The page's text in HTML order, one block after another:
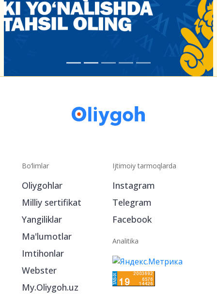
Bo‘limlar
Oliygohlar
Milliy sertifikat
Yangiliklar
Ma'lumotlar
Imtihonlar
Webster
My.Oliygoh.uz
Ijtimoiy tarmoqlarda
Instagram
Telegram
Facebook
Analitika